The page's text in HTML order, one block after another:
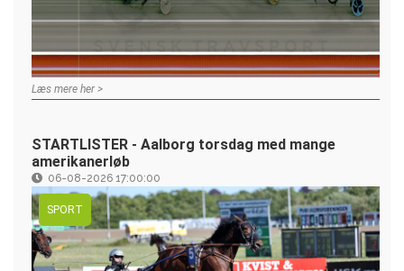
Læs mere her >
STARTLISTER - Aalborg torsdag med mange
amerikanerløb
06-08-2026 17:00:00
SPORT